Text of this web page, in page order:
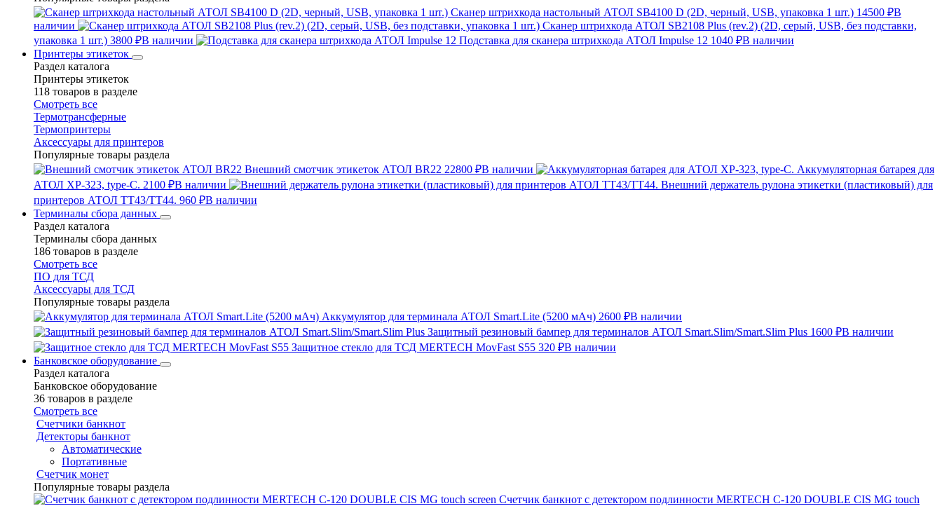
Сканер штрихкода настольный АТОЛ SB4100 D (2D, черный, USB, упаковка 1 шт.) 14500 ₽В
наличии
Сканер штрихкода АТОЛ SB2108 Plus (rev.2) (2D, серый, USB, без подставки,
упаковка 1 шт.) 3800 ₽В наличии Подставка для сканера штрихкода АТОЛ Impulse 12 1040 ₽В наличии
Принтеры этикеток
Раздел каталога
Принтеры этикеток
118 товаров в разделе
Смотреть все
Термотрансферные
Термопринтеры
Аксессуары для принтеров
Популярные товары раздела
Внешний смотчик этикеток АТОЛ BR22 22800 ₽В наличии
Аккумуляторная батарея для
АТОЛ XP-323, type-C. 2100 ₽В наличии
Внешний держатель рулона этикетки (пластиковый) для
принтеров АТОЛ TT43/TT44. 960 ₽В наличии
Терминалы сбора данных
Раздел каталога
Терминалы сбора данных
186 товаров в разделе
Смотреть все
ПО для ТСД
Аксессуары для ТСД
Популярные товары раздела
Аккумулятор для терминала АТОЛ Smart.Lite (5200 мАч) 2600 ₽В наличии
Защитный резиновый бампер для терминалов АТОЛ Smart.Slim/Smart.Slim Plus 1600 ₽В наличии
Защитное стекло для ТСД MERTECH MovFast S55 320 ₽В наличии
Банковское оборудование
Раздел каталога
Банковское оборудование
36 товаров в разделе
Смотреть все
Счетчики банкнот
Детекторы банкнот
Автоматические
Портативные
Счетчик монет
Популярные товары раздела
Счетчик банкнот с детектором подлинности MERTECH C-120 DOUBLE CIS MG touch